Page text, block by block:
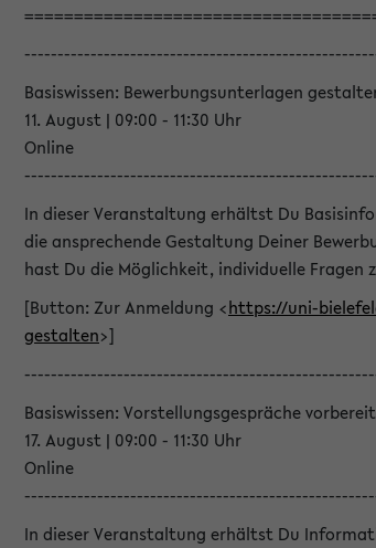
Basiswissen: Bewerbungsunterlagen
11. August | 09:00 - 11:30 Uhr
Online
In dieser Veranstaltung erhältst Du
die ansprechende Gestaltung Deiner
hast Du die Möglichkeit, individuelle Fragen
[Button: Zur Anmeldung <https://uni-
gestalten>]
Basiswissen: Vorstellungsgespräche
17. August | 09:00 - 11:30 Uhr
Online
In dieser Veranstaltung erhältst Du